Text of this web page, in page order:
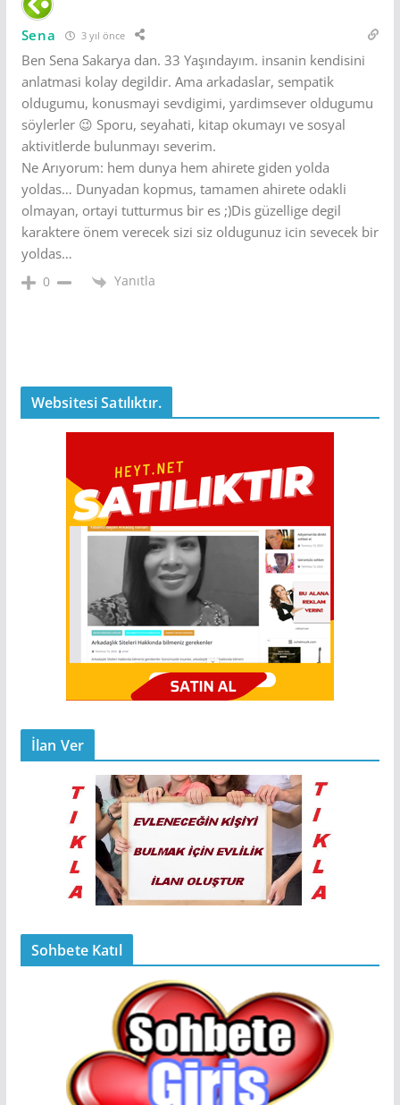
Sena 3 yıl önce
Ben Sena Sakarya dan. 33 Yaşındayım. insanin kendisini
anlatmasi kolay degildir. Ama arkadaslar, sempatik
oldugumu, konusmayi sevdigimi, yardimsever oldugumu
söylerler 😉 Sporu, seyahati, kitap okumayı ve sosyal
aktivitlerde bulunmayı severim.
Ne Arıyorum: hem dunya hem ahirete giden yolda
yoldas… Dunyadan kopmus, tamamen ahirete odakli
olmayan, ortayi tutturmus bir es ;)Dis güzellige degil
karaktere önem verecek sizi siz oldugunuz icin sevecek bir
yoldas…
0 Yanıtla
Websitesi Satılıktır.
İlan Ver
Sohbete Katıl